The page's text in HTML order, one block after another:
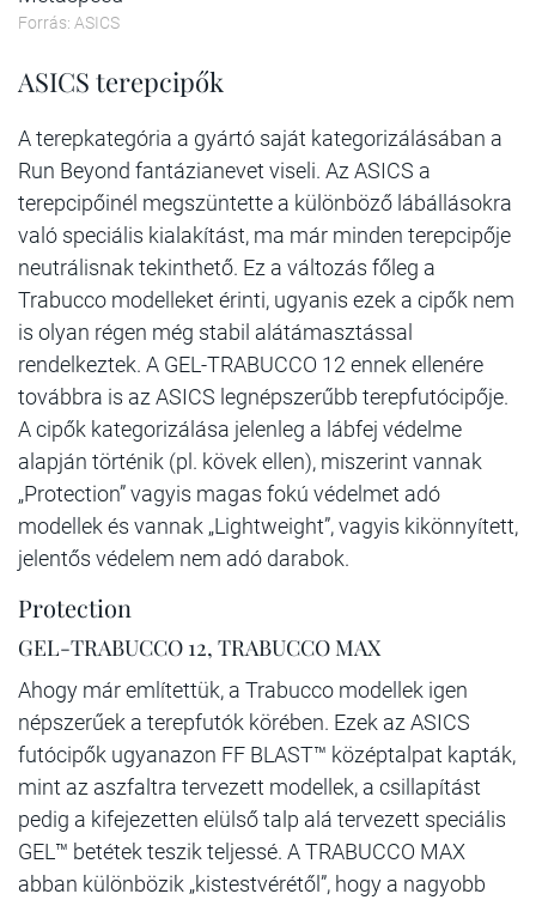
Forrás: ASICS
ASICS terepcipők
A terepkategória a gyártó saját kategorizálásában a
Run Beyond fantázianevet viseli. Az ASICS a
terepcipőinél megszüntette a különböző lábállásokra
való speciális kialakítást, ma már minden terepcipője
neutrálisnak tekinthető. Ez a változás főleg a
Trabucco modelleket érinti, ugyanis ezek a cipők nem
is olyan régen még stabil alátámasztással
rendelkeztek. A GEL-TRABUCCO 12 ennek ellenére
továbbra is az ASICS legnépszerűbb terepfutócipője.
A cipők kategorizálása jelenleg a lábfej védelme
alapján történik (pl. kövek ellen), miszerint vannak
„Protection” vagyis magas fokú védelmet adó
modellek és vannak „Lightweight”, vagyis kikönnyített,
jelentős védelem nem adó darabok.
Protection
GEL-TRABUCCO 12, TRABUCCO MAX
Ahogy már említettük, a Trabucco modellek igen
népszerűek a terepfutók körében. Ezek az ASICS
futócipők ugyanazon FF BLAST™ középtalpat kapták,
mint az aszfaltra tervezett modellek, a csillapítást
pedig a kifejezetten elülső talp alá tervezett speciális
GEL™ betétek teszik teljessé. A TRABUCCO MAX
abban különbözik „kistestvérétől”, hogy a nagyobb